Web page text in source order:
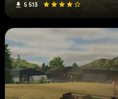
5 513